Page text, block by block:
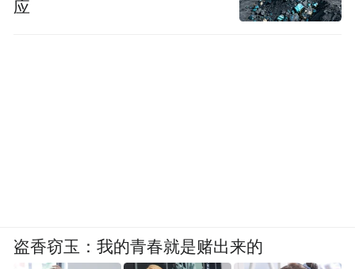
应
盗香窃玉：我的青春就是赌出来的